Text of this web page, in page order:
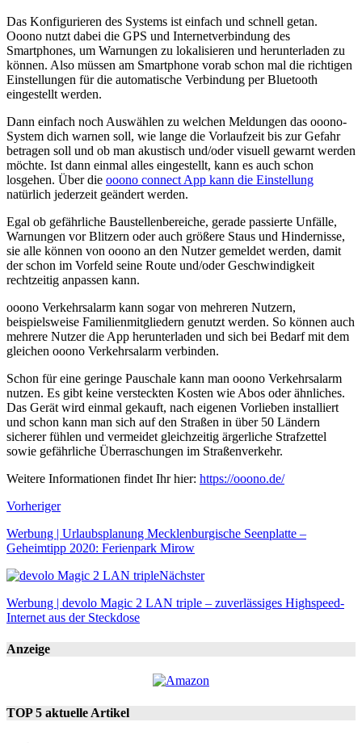
Das Konfigurieren des Systems ist einfach und schnell getan.
Ooono nutzt dabei die GPS und Internetverbindung des
Smartphones, um Warnungen zu lokalisieren und herunterladen zu
können. Also müssen am Smartphone vorab schon mal die richtigen
Einstellungen für die automatische Verbindung per Bluetooth
eingestellt werden.
Dann einfach noch Auswählen zu welchen Meldungen das ooono-
System dich warnen soll, wie lange die Vorlaufzeit bis zur Gefahr
betragen soll und ob man akustisch und/oder visuell gewarnt werden
möchte. Ist dann einmal alles eingestellt, kann es auch schon
losgehen. Über die ooono connect App kann die Einstellung
natürlich jederzeit geändert werden.
Egal ob gefährliche Baustellenbereiche, gerade passierte Unfälle,
Warnungen vor Blitzern oder auch größere Staus und Hindernisse,
sie alle können von ooono an den Nutzer gemeldet werden, damit
der schon im Vorfeld seine Route und/oder Geschwindigkeit
rechtzeitig anpassen kann.
ooono Verkehrsalarm kann sogar von mehreren Nutzern,
beispielsweise Familienmitgliedern genutzt werden. So können auch
mehrere Nutzer die App herunterladen und sich bei Bedarf mit dem
gleichen ooono Verkehrsalarm verbinden.
Schon für eine geringe Pauschale kann man ooono Verkehrsalarm
nutzen. Es gibt keine versteckten Kosten wie Abos oder ähnliches.
Das Gerät wird einmal gekauft, nach eigenen Vorlieben installiert
und schon kann man sich auf den Straßen in über 50 Ländern
sicherer fühlen und vermeidet gleichzeitig ärgerliche Strafzettel
sowie gefährliche Überraschungen im Straßenverkehr.
Weitere Informationen findet Ihr hier: https://ooono.de/
Vorheriger
Werbung | Urlaubsplanung Mecklenburgische Seenplatte –
Geheimtipp 2020: Ferienpark Mirow
Nächster
Werbung | devolo Magic 2 LAN triple – zuverlässiges Highspeed-
Internet aus der Steckdose
Anzeige
TOP 5 aktuelle Artikel